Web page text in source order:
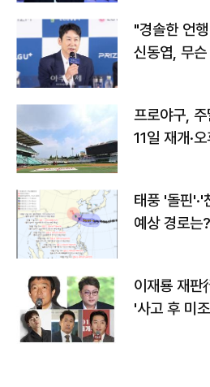
"경솔한 언
신동엽, 무
프로야구,
11일 재개·
태풍 '돌핀
예상 경로는?
이재룡 재판
'사고 후 미